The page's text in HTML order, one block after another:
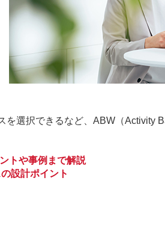
選択できるなど、ABW（Activity
トや事例まで解説
設計ポイント